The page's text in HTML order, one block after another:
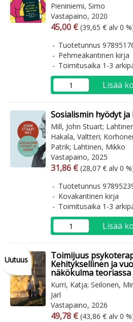
Pieniniemi, Simo
Vastapaino, 2020
Arvonlisäverollinen hinta
45,00 € (39,65 € alv 0
Tuotetunnus
Pehmeäkantinen kirja
Toimitusaika 1-3
Lisää
Sosialismin hyödyt
Mill, John Stuart;
Hakala, Valtteri;
Patrik; Lahtinen, Mikko
Vastapaino, 2025
Arvonlisäverollinen hinta
31,86 € (28,07 € alv 0
Tuotetunnus
Kovakantinen kirja
Toimitusaika 1-3
Lisää
Uutuus Toimijuus
Kehityksellinen ja
näkökulma
Kurri, Katja; Seilonen,
Jarl
Vastapaino, 2026
Arvonlisäverollinen hinta
49,78 € (43,86 € alv 0